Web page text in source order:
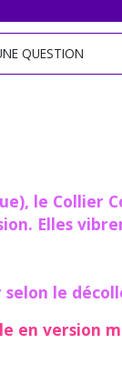
QUESTION
le Collier
Elles
le
en version